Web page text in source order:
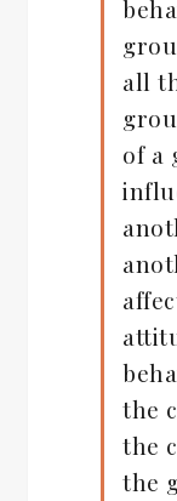
all
of a
the
the
the